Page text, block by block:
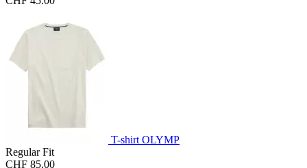
T-shirt OLYMP
Regular Fit
CHF 85.00